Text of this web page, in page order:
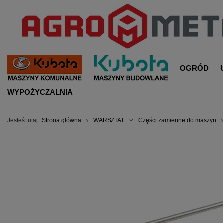
OGRÓD
WYPOŻYCZALNIA
Jesteś tutaj: Strona główna WARSZTAT Części zamienne do maszyn